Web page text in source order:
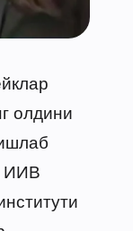
олдини
ИИВ